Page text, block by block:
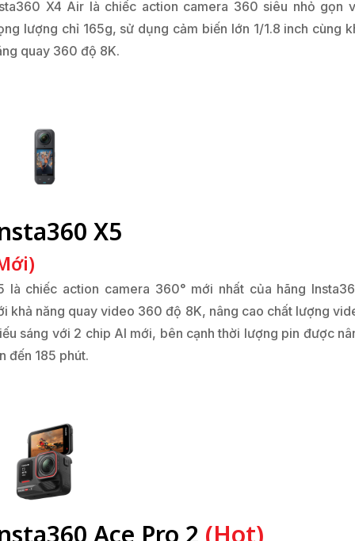
X4 Air là chiếc action camera 360 siêu nhỏ gọn
lượng chỉ 165g, sử dụng cảm biến lớn 1/1.8 inch cùng
quay 360 độ 8K.
X5
là chiếc action camera 360° mới nhất của hãng
khả năng quay video 360 độ 8K, nâng cao chất lượng
sáng với 2 chip AI mới, bên cạnh thời lượng pin được
đến 185 phút.
Ace Pro 2 (Hot)